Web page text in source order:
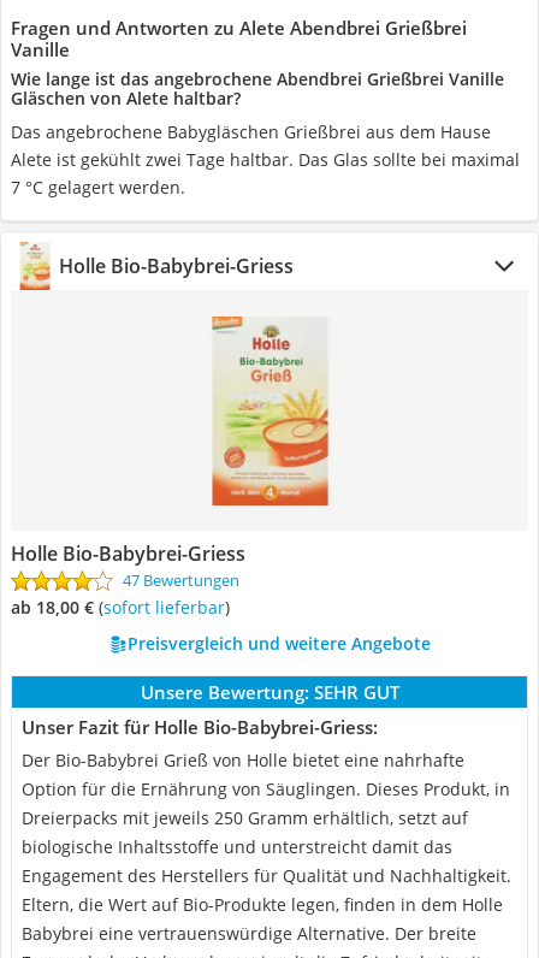
Fragen und Antworten zu Alete Abendbrei Grießbrei
Vanille
Wie lange ist das angebrochene Abendbrei Grießbrei Vanille
Gläschen von Alete haltbar?
Das angebrochene Babygläschen Grießbrei aus dem Hause
Alete ist gekühlt zwei Tage haltbar. Das Glas sollte bei maximal
7 °C gelagert werden.
Holle Bio-Babybrei-Griess
Holle Bio-Babybrei-Griess
47 Bewertungen
ab 18,00 € ( Sofort lieferbar)
Preisvergleich und weitere Angebote
Unsere Bewertung: SEHR GUT
Unser Fazit für Holle Bio-Babybrei-Griess:
Der Bio-Babybrei Grieß von Holle bietet eine nahrhafte
Option für die Ernährung von Säuglingen. Dieses Produkt, in
Dreierpacks mit jeweils 250 Gramm erhältlich, setzt auf
biologische Inhaltsstoffe und unterstreicht damit das
Engagement des Herstellers für Qualität und Nachhaltigkeit.
Eltern, die Wert auf Bio-Produkte legen, finden in dem Holle
Babybrei eine vertrauenswürdige Alternative. Der breite